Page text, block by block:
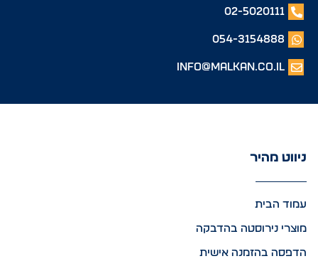
02-5020111
054-3154888
info@malkan.co.il
ניווט מהיר
עמוד הבית
מוצרי נירוסטה בהדבקה
הדפסה בהזמנה אישית